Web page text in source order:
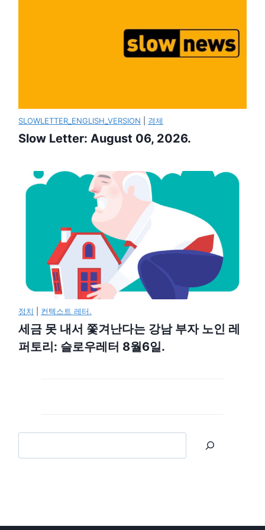
SLOWLETTER_ENGLISH_VERSION 경제
Slow Letter: August 06, 2026.
정치 컨텍스트 레터.
세금 못 내서 쫓겨난다는 강남 부자 노인 레
퍼토리: 슬로우레터 8월6일.